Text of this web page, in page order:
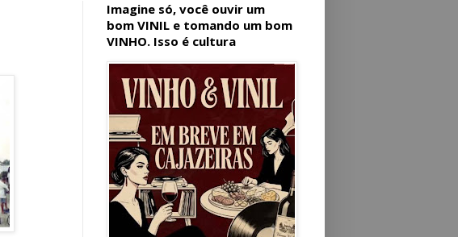
Imagine só, você ouvir um
bom VINIL e tomando um bom
VINHO. Isso é cultura